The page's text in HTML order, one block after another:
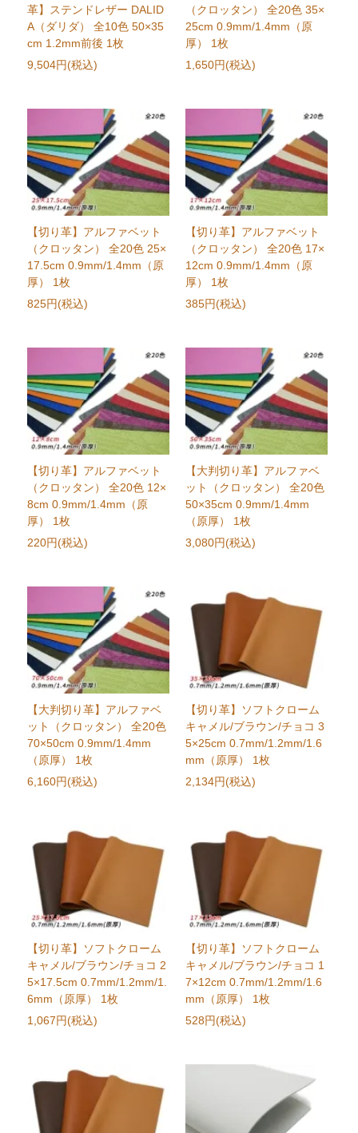
革】ステンドレザー DALID
A（ダリダ） 全10色 50×35
cm 1.2mm前後 1枚
9,504円(税込)
（クロッタン） 全20色 35×
25cm 0.9mm/1.4mm（原
厚） 1枚
1,650円(税込)
【切り革】アルファベット
（クロッタン） 全20色 25×
17.5cm 0.9mm/1.4mm（原
厚） 1枚
825円(税込)
【切り革】アルファベット
（クロッタン） 全20色 17×
12cm 0.9mm/1.4mm（原
厚） 1枚
385円(税込)
【切り革】アルファベット
（クロッタン） 全20色 12×
8cm 0.9mm/1.4mm（原
厚） 1枚
220円(税込)
【大判切り革】アルファベ
ット（クロッタン） 全20色
50×35cm 0.9mm/1.4mm
（原厚） 1枚
3,080円(税込)
【大判切り革】アルファベ
ット（クロッタン） 全20色
70×50cm 0.9mm/1.4mm
（原厚） 1枚
6,160円(税込)
【切り革】ソフトクローム
キャメル/ブラウン/チョコ 3
5×25cm 0.7mm/1.2mm/1.6
mm（原厚） 1枚
2,134円(税込)
【切り革】ソフトクローム
キャメル/ブラウン/チョコ 2
5×17.5cm 0.7mm/1.2mm/1.
6mm（原厚） 1枚
1,067円(税込)
【切り革】ソフトクローム
キャメル/ブラウン/チョコ 1
7×12cm 0.7mm/1.2mm/1.6
mm（原厚） 1枚
528円(税込)